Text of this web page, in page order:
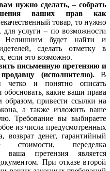
нужно сделать, – собрать
ваших прав как
товар, то нужно
для услуги – по возможности
Нелишним будет найти и
сделать отметку в
если это возможно.
письменную претензию и
(исполнителю).
В
четко и понятно описать
какие ваши права
привести ссылки на
а также изложить ваше
Требование вы выбираете
из числа предусмотренных
возврат денег, гарантийный
стоимости, переделка
претензия является
При отказе второй